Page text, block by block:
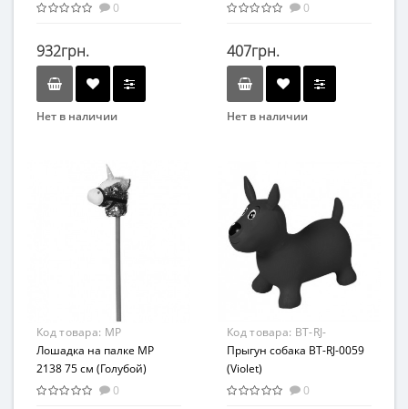
0
932грн.
Нет в наличии
0
407грн.
Нет в наличии
Возраст
От 1 года
Материал
Резина
Код товара: MP
2138(Blue)
Лошадка на палке MP
2138 75 см (Голубой)
0
Код товара: BT-RJ-
0059(Violet)
Прыгун собака BT-RJ-0059
(Violet)
0